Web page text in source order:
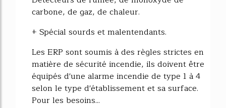
carbone, de gaz, de chaleur.
+ Spécial sourds et malentendants.
Les ERP sont soumis à des règles strictes en
matière de sécurité incendie, ils doivent être
équipés d'une alarme incendie de type 1 à 4
selon le type d'établissement et sa surface.
Pour les besoins...